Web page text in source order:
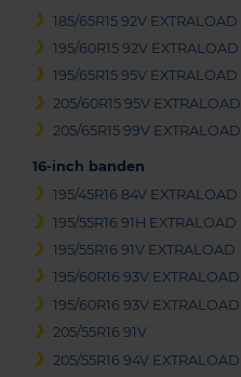
185/65R15 92V EXTRALOAD
195/60R15 92V EXTRALOAD
195/65R15 95V EXTRALOAD
205/60R15 95V EXTRALOAD
205/65R15 99V EXTRALOAD
16-inch banden
195/45R16 84V EXTRALOAD
195/55R16 91H EXTRALOAD
195/55R16 91V EXTRALOAD
195/60R16 93V EXTRALOAD
195/60R16 93V EXTRALOAD
205/55R16 91V
205/55R16 94V EXTRALOAD